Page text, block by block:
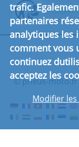
Cliquez
© pneus-moto.fr
trafic.
partenaires
analytiques les
comment vous
continuez
acceptez les
Modifier